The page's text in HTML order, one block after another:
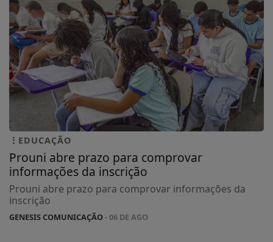
EDUCAÇÃO
Prouni abre prazo para comprovar
informações da inscrição
Prouni abre prazo para comprovar informações da
inscrição
GENESIS COMUNICAÇÃO- 06 DE AGO